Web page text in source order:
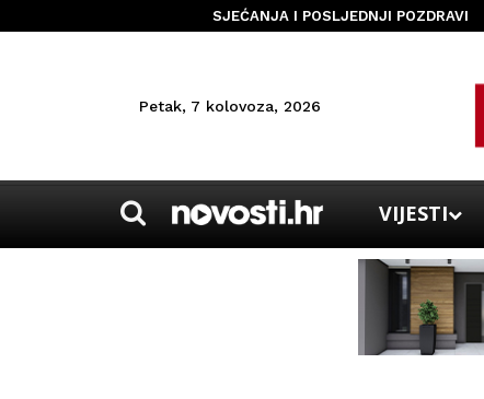
SJEĆANJA I POSLJEDNJI POZDRAVI
Petak, 7 kolovoza, 2026
VIJESTI